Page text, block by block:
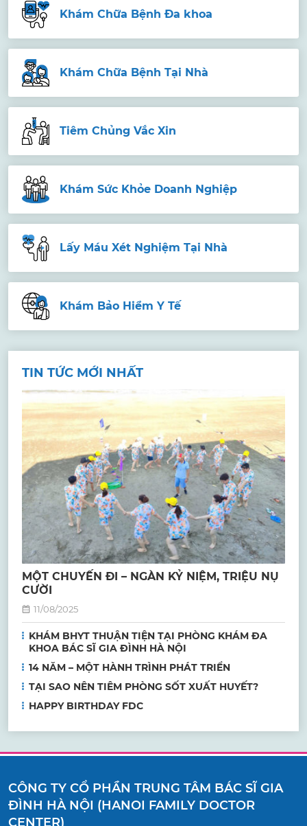
Khám Chữa Bệnh Đa khoa
Khám Chữa Bệnh Tại Nhà
Tiêm Chủng Vắc Xin
Khám Sức Khỏe Doanh Nghiệp
Lấy Máu Xét Nghiệm Tại Nhà
Khám Bảo Hiểm Y Tế
TIN TỨC MỚI NHẤT
MỘT CHUYẾN ĐI – NGÀN KỶ NIỆM, TRIỆU NỤ
CƯỜI
11/08/2025
KHÁM BHYT THUẬN TIỆN TẠI PHÒNG KHÁM ĐA
KHOA BÁC SĨ GIA ĐÌNH HÀ NỘI
14 NĂM – MỘT HÀNH TRÌNH PHÁT TRIỂN
TẠI SAO NÊN TIÊM PHÒNG SỐT XUẤT HUYẾT?
HAPPY BIRTHDAY FDC
CÔNG TY CỔ PHẦN TRUNG TÂM BÁC SĨ GIA
ĐÌNH HÀ NỘI (HANOI FAMILY DOCTOR
CENTER)